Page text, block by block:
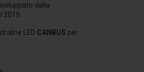
sviluppato dalla
LED CANBUS per